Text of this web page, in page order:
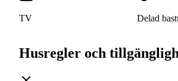
TV Delad
Husregler och